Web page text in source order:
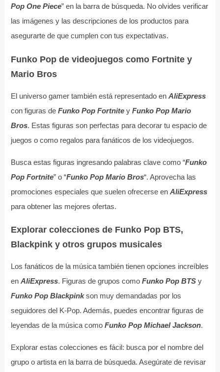
Pop One Piece” en la barra de búsqueda. No olvides verificar
las imágenes y las descripciones de los productos para
asegurarte de que cumplen con tus expectativas.
Funko Pop de videojuegos como Fortnite y
Mario Bros
El universo gamer también está representado en AliExpress
con figuras de Funko Pop Fortnitey Funko Pop Mario
Bros. Estas figuras son perfectas para decorar tu espacio de
juegos o como regalos para fanáticos de los videojuegos.
Busca estas figuras ingresando palabras clave como “Funko
Pop Fortnite” o “Funko Pop Mario Bros“. Aprovecha las
promociones especiales que suelen ofrecerse en AliExpress
para obtener las mejores ofertas.
Explorar colecciones de Funko Pop BTS,
Blackpink y otros grupos musicales
Los fanáticos de la música también tienen opciones increíbles
en AliExpress. Figuras de grupos como Funko Pop BTSy
Funko Pop Blackpinkson muy demandadas por los
seguidores del K-Pop. Además, puedes encontrar figuras de
leyendas de la música como Funko Pop Michael Jackson.
Explorar estas colecciones es fácil: busca por el nombre del
grupo o artista en la barra de búsqueda. Asegúrate de revisar